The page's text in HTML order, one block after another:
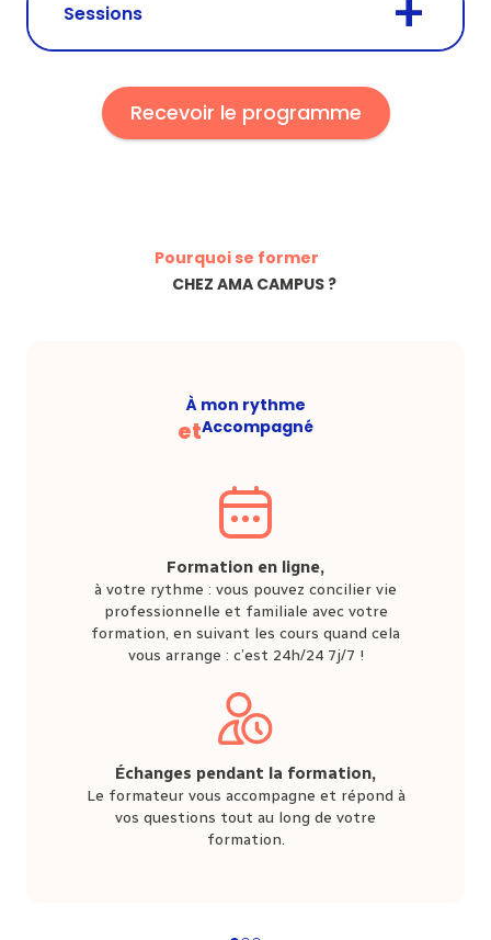
Sessions
Recevoir le programme
Pourquoi se former
CHEZ AMA CAMPUS ?
À mon rythme
etAccompagné
Formation en ligne,
à votre rythme : vous pouvez concilier vie
professionnelle et familiale avec votre
formation, en suivant les cours quand cela
vous arrange : c’est 24h/24 7j/7 !
Échanges pendant la formation,
Le formateur vous accompagne et répond à
vos questions tout au long de votre
formation.